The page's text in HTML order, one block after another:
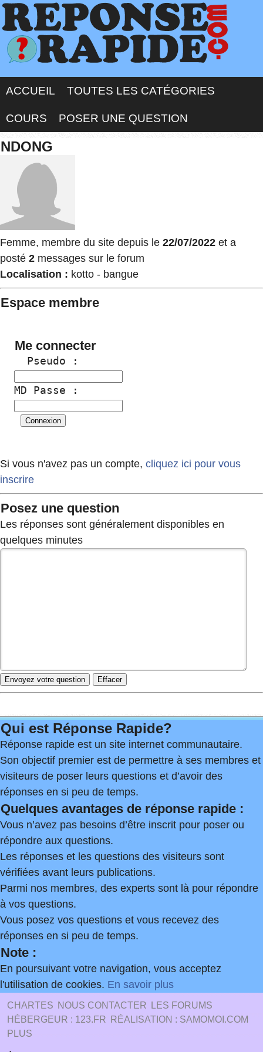
ACCUEIL TOUTES LES CATÉGORIES
COURS POSER UNE QUESTION
NDONG
Femme, membre du site depuis le 22/07/2022 et a
posté 2 messages sur le forum
Localisation : kotto - bangue
Espace membre
Me connecter
  Pseudo :
MD Passe :
Si vous n'avez pas un compte, cliquez ici pour vous
inscrire
Posez une question
Les réponses sont généralement disponibles en
quelques minutes
Qui est Réponse Rapide?
Réponse rapide est un site internet communautaire.
Son objectif premier est de permettre à ses membres et
visiteurs de poser leurs questions et d’avoir des
réponses en si peu de temps.
Quelques avantages de réponse rapide :
Vous n’avez pas besoins d’être inscrit pour poser ou
répondre aux questions.
Les réponses et les questions des visiteurs sont
vérifiées avant leurs publications.
Parmi nos membres, des experts sont là pour répondre
à vos questions.
Vous posez vos questions et vous recevez des
réponses en si peu de temps.
Note :
En poursuivant votre navigation, vous acceptez
l'utilisation de cookies. En savoir plus
CHARTES NOUS CONTACTER
LES FORUMS
HÉBERGEUR : 123.FR
RÉALISATION : SAMOMOI.COM
PLUS
.